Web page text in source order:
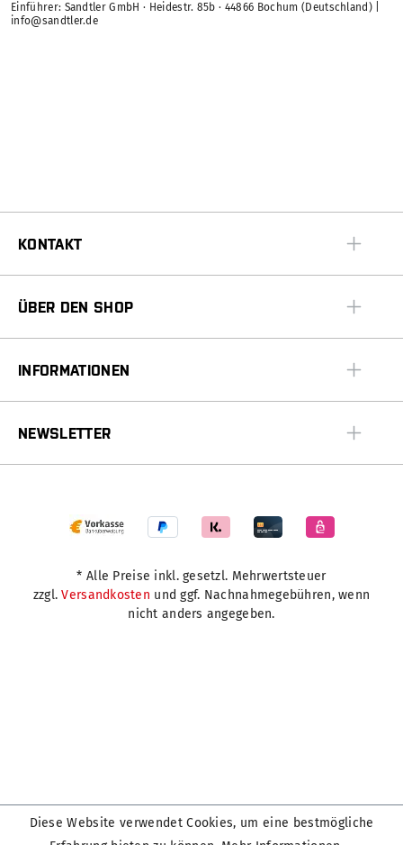
Einführer: Sandtler GmbH · Heidestr. 85b · 44866 Bochum (Deutschland) |
info@sandtler.de
KONTAKT
ÜBER DEN SHOP
INFORMATIONEN
NEWSLETTER
* Alle Preise inkl. gesetzl. Mehrwertsteuer
zzgl.Versandkosten und ggf. Nachnahmegebühren, wenn
nicht anders angegeben.
Diese Website verwendet Cookies, um eine bestmögliche